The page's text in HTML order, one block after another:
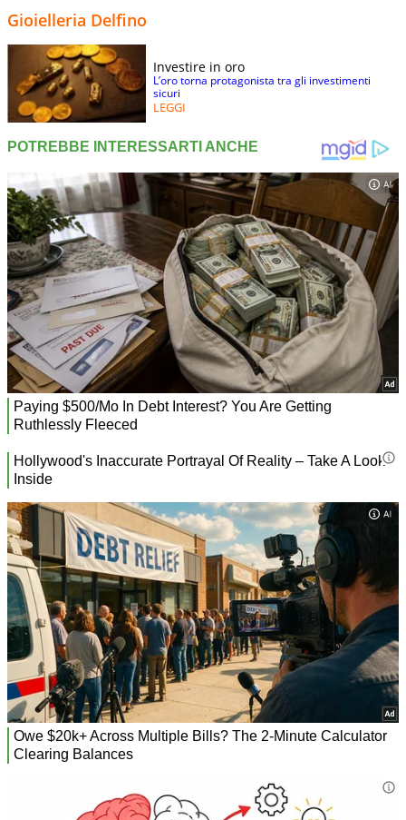
Gioielleria Delfino
Investire in oro
L’oro torna protagonista tra gli investimenti
sicuri
LEGGI